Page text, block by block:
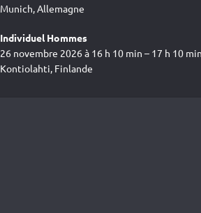
Munich, Allemagne
Individuel Hommes
26 novembre 2026 à 16 h 10 min – 17 h 10 min
Kontiolahti, Finlande